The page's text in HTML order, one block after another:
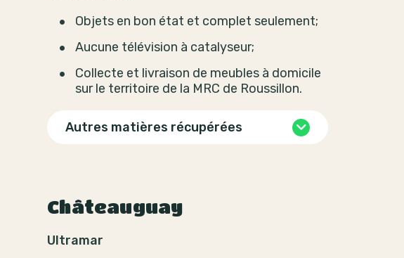
Objets en bon état et complet seulement;
Aucune télévision à catalyseur;
Collecte et livraison de meubles à domicile
sur le territoire de la MRC de Roussillon.
Autres matières récupérées
Châteauguay
Ultramar